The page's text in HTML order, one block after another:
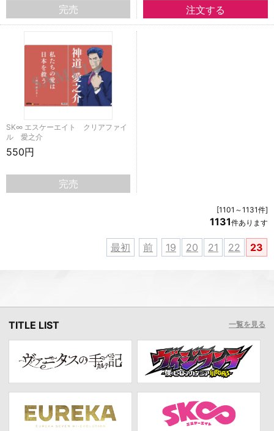
完売
SK∞ エスケーエイト クリアファイ
ル 愛之介
550円
完売
[1101～1131件]
1131件あります
最初 前 19 20 21 22 23
TITLE LIST 一覧を見る